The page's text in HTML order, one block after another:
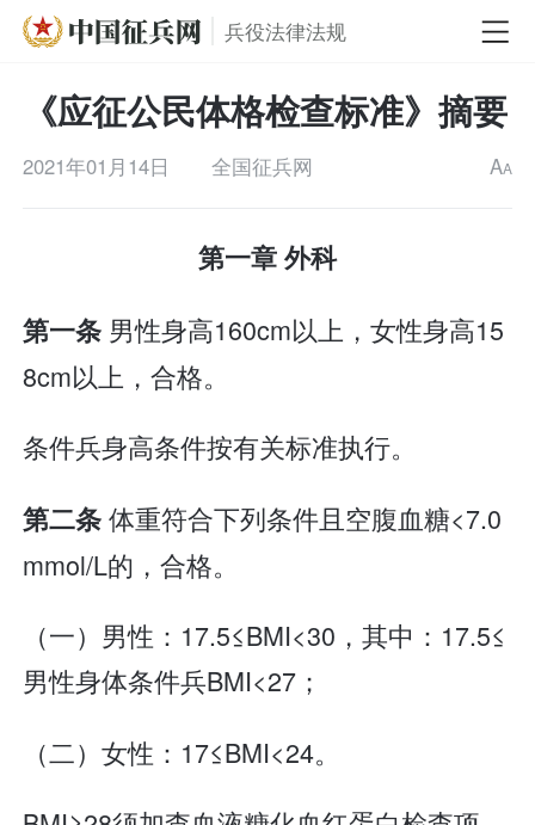
兵役法律法规
《应征公民体格检查标准》摘要
2021年01月14日 全国征兵网 AA
第一章 外科
第一条 男性身高160cm以上，女性身高15
8cm以上，合格。
条件兵身高条件按有关标准执行。
第二条体重符合下列条件且空腹血糖<7.0
mmol/L的，合格。
（一）男性：17.5≤BMI<30，其中：17.5≤
男性身体条件兵BMI<27；
（二）女性：17≤BMI<24。